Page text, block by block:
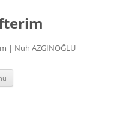
| Nuh AZGINOĞLU